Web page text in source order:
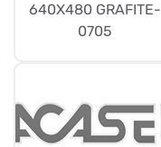
640X480 GRAFITE-
0705